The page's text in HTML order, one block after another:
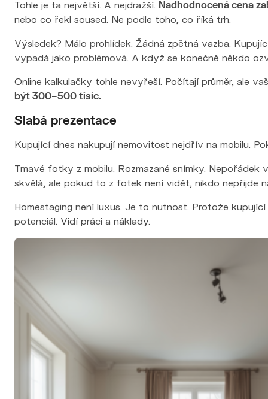
nebo co řekl soused. Ne podle toho, co říká trh.
Výsledek? Málo prohlídek. Žádná zpětná vazba.
vypadá jako problémová. A když se konečně někdo
Online kalkulačky tohle nevyřeší. Počítají průměr, ale
být 300–500 tisíc.
Slabá prezentace
Kupující dnes nakupují nemovitost nejdřív na mobilu.
skvělá, ale pokud to z fotek není vidět, nikdo nepřijde
potenciál. Vidí práci a náklady.